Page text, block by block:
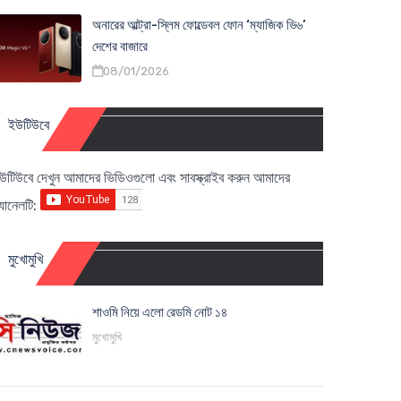
অনারের আল্ট্রা-স্লিম ফোল্ডেবল ফোন ‘ম্যাজিক ভি৬’
দেশের বাজারে
08/01/2026
ইউটিউবে
দেখুন আমাদের ভিডিওগুলো এবং সাবস্ক্রাইব করুন আমাদের
মুখোমুখি
শাওমি নিয়ে এলো রেডমি নোট ১৪
মুখোমুখি